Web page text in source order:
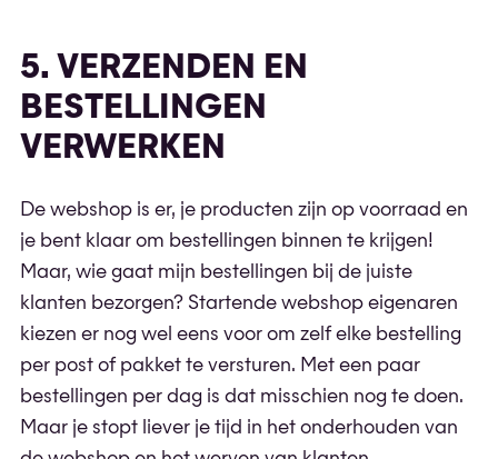
5. VERZENDEN EN
BESTELLINGEN
VERWERKEN
De webshop is er, je producten zijn op voorraad en
je bent klaar om bestellingen binnen te krijgen!
Maar, wie gaat mijn bestellingen bij de juiste
klanten bezorgen? Startende webshop eigenaren
kiezen er nog wel eens voor om zelf elke bestelling
per post of pakket te versturen. Met een paar
bestellingen per dag is dat misschien nog te doen.
Maar je stopt liever je tijd in het onderhouden van